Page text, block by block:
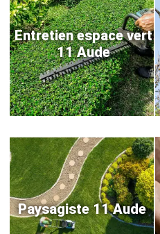
Entretien espace vert
11 Aude
Paysagiste 11 Aude